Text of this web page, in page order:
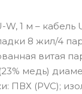
1 м – кабель
8 жил/4
витая
медь)
ПВХ (PVC);